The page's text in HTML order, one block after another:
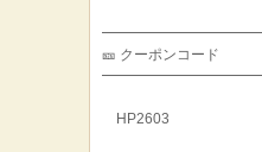
🎫 クーポンコード
HP2603